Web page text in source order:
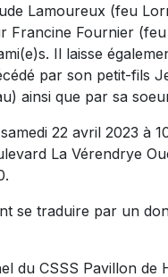
Lamoureux (feu
Fournier (feu
Il laisse
par son petit-fils
ainsi que par sa
22 avril 2023 à
La Vérendrye
se traduire par un
du CSSS Pavillon